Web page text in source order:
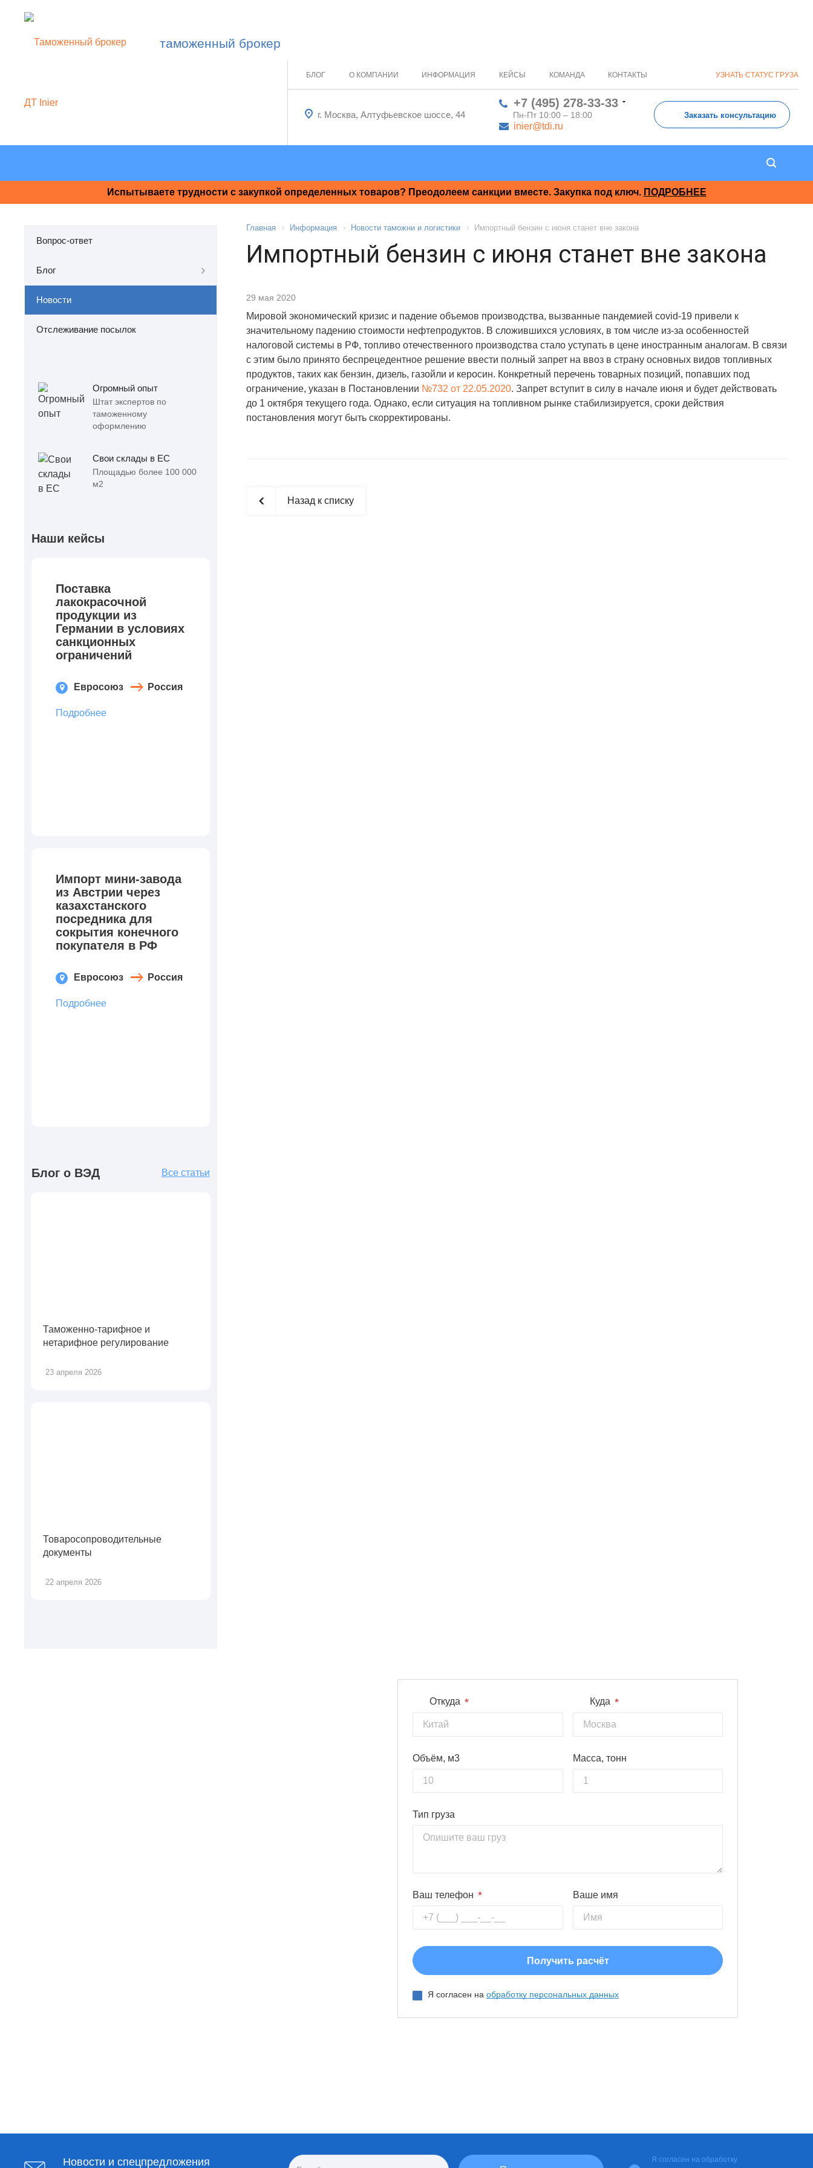
таможенный брокер
г. Москва, Алтуфьевское шоссе, 44
+7 (495) 278-33-33
Пн-Пт 10:00 – 18:00
inier@tdi.ru
Заказать консультацию
БЛОГ О КОМПАНИИ ИНФОРМАЦИЯ КЕЙСЫ КОМАНДА КОНТАКТЫ УЗНАТЬ СТАТУС ГРУЗА
Испытываете трудности с закупкой определенных товаров? Преодолеем санкции вместе. Закупка под ключ. ПОДРОБНЕЕ
Главная Информация Новости таможни и логистики Импортный бензин с июня станет вне закона
Импортный бензин с июня станет вне закона
29 мая 2020
Мировой экономический кризис и падение объемов производства, вызванные пандемией covid-19 привели к
значительному падению стоимости нефтепродуктов. В сложившихся условиях, в том числе из-за особенностей
налоговой системы в РФ, топливо отечественного производства стало уступать в цене иностранным аналогам. В связи
с этим было принято беспрецедентное решение ввести полный запрет на ввоз в страну основных видов топливных
продуктов, таких как бензин, дизель, газойли и керосин. Конкретный перечень товарных позиций, попавших под
ограничение, указан в Постановлении №732 от 22.05.2020. Запрет вступит в силу в начале июня и будет действовать
до 1 октября текущего года. Однако, если ситуация на топливном рынке стабилизируется, сроки действия
постановления могут быть скорректированы.
Назад к списку
Вопрос-ответ
Блог
Новости
Отслеживание посылок
Огромный опыт
Штат экспертов по
таможенному
оформлению
Свои склады в ЕС
Площадью более 100 000
м2
Наши кейсы
Поставка
лакокрасочной
продукции из
Германии в условиях
санкционных
ограничений
Евросоюз Россия
Подробнее
Импорт мини-завода
из Австрии через
казахстанского
посредника для
сокрытия конечного
покупателя в РФ
Евросоюз Россия
Подробнее
Все статьи
Блог о ВЭД
23 апреля 2026
Таможенно-тарифное и
нетарифное регулирование
22 апреля 2026
Товаросопроводительные
документы
Откуда * Куда *
Объём, м3 Масса, тонн
Тип груза
Ваш телефон * Ваше имя
Я согласен на обработку персональных данных
Новости и спецпредложения Я согласен наобработку